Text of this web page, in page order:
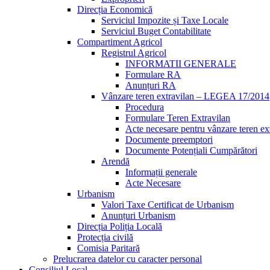
Direcția Economică
Serviciul Impozite și Taxe Locale
Serviciul Buget Contabilitate
Compartiment Agricol
Registrul Agricol
INFORMATII GENERALE
Formulare RA
Anunțuri RA
Vânzare teren extravilan – LEGEA 17/2014
Procedura
Formulare Teren Extravilan
Acte necesare pentru vânzare teren
Documente preemptori
Documente Potențiali Cumpărători
Arendă
Informații generale
Acte Necesare
Urbanism
Valori Taxe Certificat de Urbanism
Anunțuri Urbanism
Direcția Poliția Locală
Protecția civilă
Comisia Paritară
Prelucrarea datelor cu caracter personal